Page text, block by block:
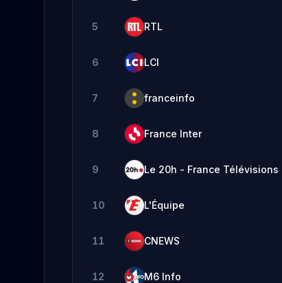
5 RTL
6 LCI
7 franceinfo
8 France Inter
9 Le 20h - France Télévisions
10 L'Équipe
11 CNEWS
12 M6 Info